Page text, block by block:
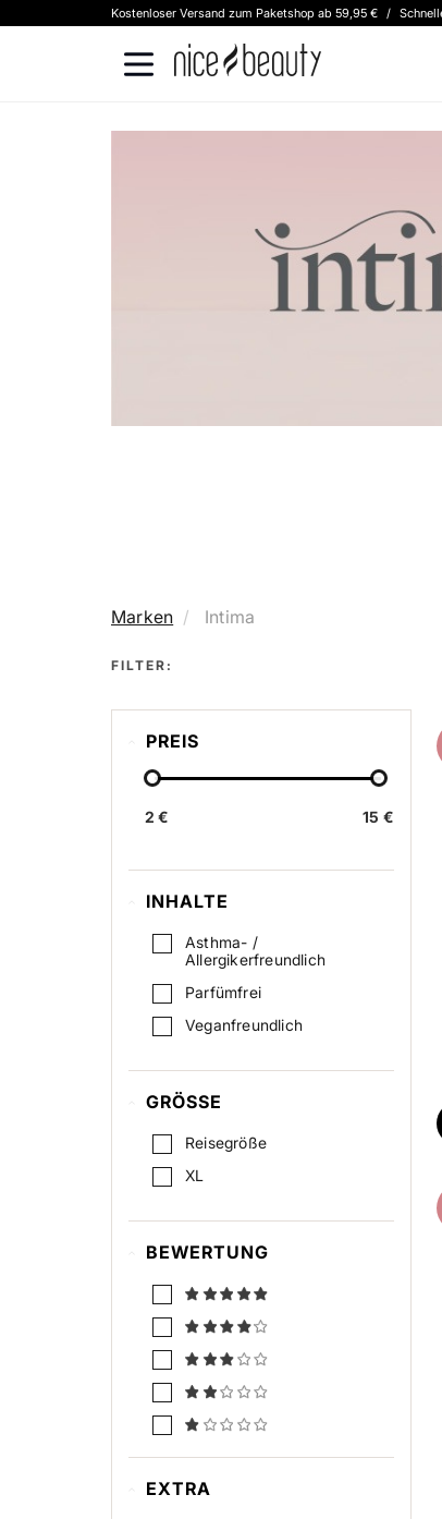
Kostenloser Versand zum Paketshop ab 59,95 € /
Marken Intima
FILTER:
PREIS
2 € 15 €
INHALTE
Asthma- /
Allergikerfreundlich
Parfümfrei
Veganfreundlich
GRÖSSE
Reisegröße
XL
BEWERTUNG
EXTRA